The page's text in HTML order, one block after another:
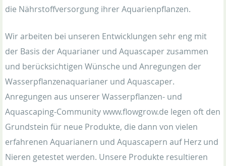
die Nährstoffversorgung ihrer Aquarienpflanzen.
Wir arbeiten bei unseren Entwicklungen sehr eng mit
der Basis der Aquarianer und Aquascaper zusammen
und berücksichtigen Wünsche und Anregungen der
Wasserpflanzenaquarianer und Aquascaper.
Anregungen aus unserer Wasserpflanzen- und
Aquascaping-Community www.flowgrow.de legen oft den
Grundstein für neue Produkte, die dann von vielen
erfahrenen Aquarianern und Aquascapern auf Herz und
Nieren getestet werden. Unsere Produkte resultieren